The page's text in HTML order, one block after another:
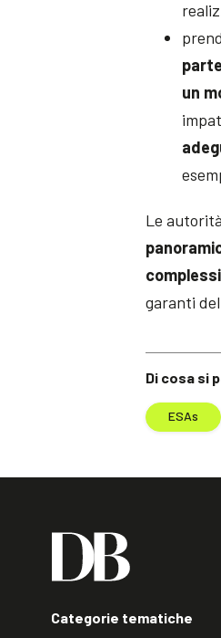
Di cosa si
ESAs
un
Le
garanti
Categorie tematiche